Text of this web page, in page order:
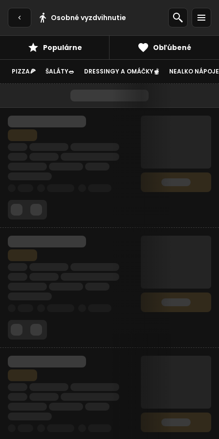
Osobné vyzdvihnutie
Populárne Obľúbené
PIZZA🍕 ŠALÁTY🥗 DRESSINGY A OMÁČKY🫕 NEALKO